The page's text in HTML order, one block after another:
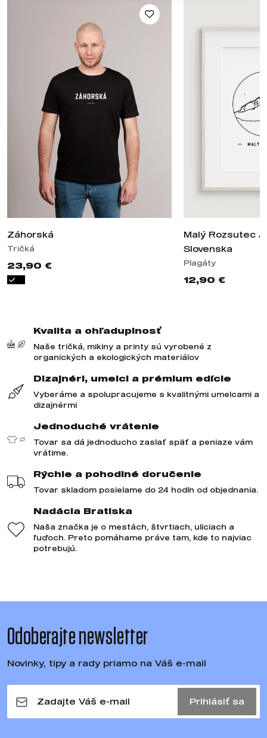
Záhorská
Tričká
23,90 €
Malý Rozsutec /
Slovenska
Plagáty
12,90 €
Kvalita a ohľaduplnosť
Naše tričká, mikiny a printy sú vyrobené z
organických a ekologických materiálov
Dizajnéri, umelci a prémium edície
Vyberáme a spolupracujeme s kvalitnými umelcami a
dizajnérmi
Jednoduché vrátenie
Tovar sa dá jednoducho zaslať späť a peniaze vám
vrátime.
Rýchle a pohodlné doručenie
Tovar skladom posielame do 24 hodín od objednania.
Nadácia Bratiska
Naša značka je o mestách, štvrtiach, uliciach a
ľuďoch. Preto pomáhame práve tam, kde to najviac
potrebujú.
Odoberajte newsletter
Novinky, tipy a rady priamo na Váš e-mail
Prihlásiť sa